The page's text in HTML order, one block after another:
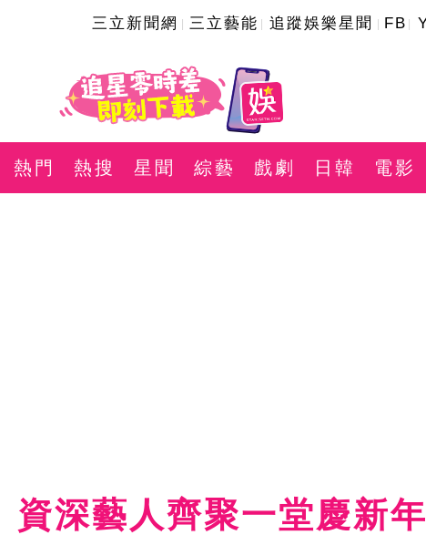
三立新聞網 三立藝能 追蹤娛樂星聞 FB
熱門 熱搜 星聞 綜藝 戲劇 日韓 電影
資深藝人齊聚一堂慶新